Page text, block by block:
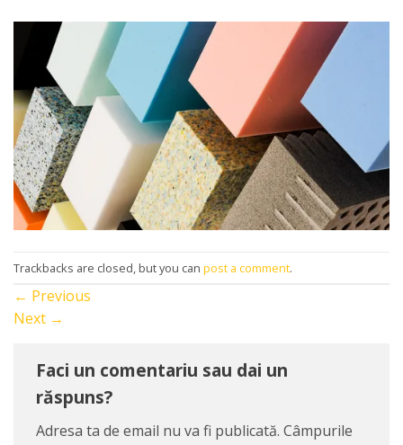
Trackbacks are closed, but you can post a comment.
← Previous
Next →
Faci un comentariu sau dai un
răspuns?
Adresa ta de email nu va fi publicată. Câmpurile